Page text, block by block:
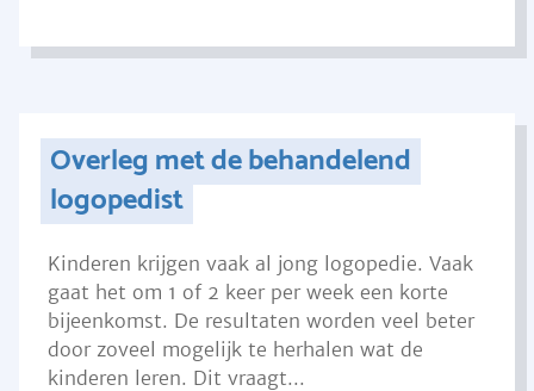
Overleg met de behandelend
logopedist
Kinderen krijgen vaak al jong logopedie. Vaak
gaat het om 1 of 2 keer per week een korte
bijeenkomst. De resultaten worden veel beter
door zoveel mogelijk te herhalen wat de
kinderen leren. Dit vraagt...